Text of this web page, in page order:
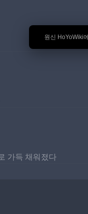
🎉 원신
가득 채워졌다